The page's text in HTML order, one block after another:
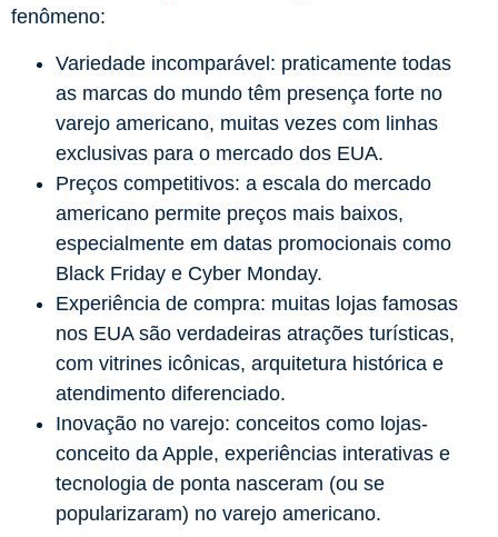
fenômeno:
Variedade incomparável: praticamente todas
as marcas do mundo têm presença forte no
varejo americano, muitas vezes com linhas
exclusivas para o mercado dos EUA.
Preços competitivos: a escala do mercado
americano permite preços mais baixos,
especialmente em datas promocionais como
Black Friday e Cyber Monday.
Experiência de compra: muitas lojas famosas
nos EUA são verdadeiras atrações turísticas,
com vitrines icônicas, arquitetura histórica e
atendimento diferenciado.
Inovação no varejo: conceitos como lojas-
conceito da Apple, experiências interativas e
tecnologia de ponta nasceram (ou se
popularizaram) no varejo americano.